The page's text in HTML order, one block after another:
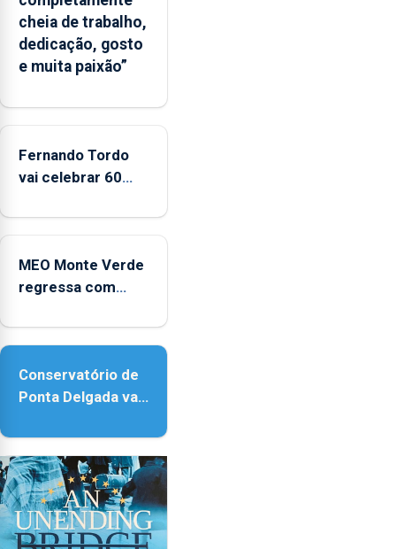
cheia de trabalho,
dedicação, gosto
e muita paixão”
Fernando Tordo
vai celebrar 60
no Coliseu
MEO Monte Verde
regressa com
acessibilidade
Conservatório de
Ponta Delgada vai
instrumentos